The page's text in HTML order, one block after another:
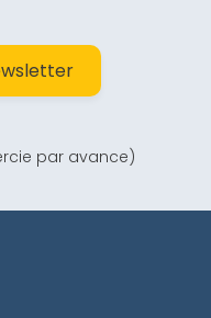
par avance)